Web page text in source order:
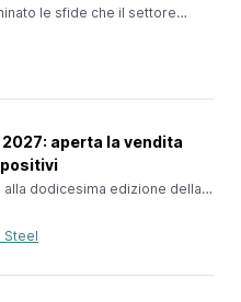
le sfide che il settore
2026 e ha discusso dei rischi
futuri, in un contesto ancora
politica ed
economica e
il settore europeo delle
difficile, con una domanda
globale
aperta la vendita
alla dodicesima edizione della
internazionale dedicata
In un mercato europeo che
stabilizzazione dopo anni
conferma piattaforma
e confronto tra gli
Steel